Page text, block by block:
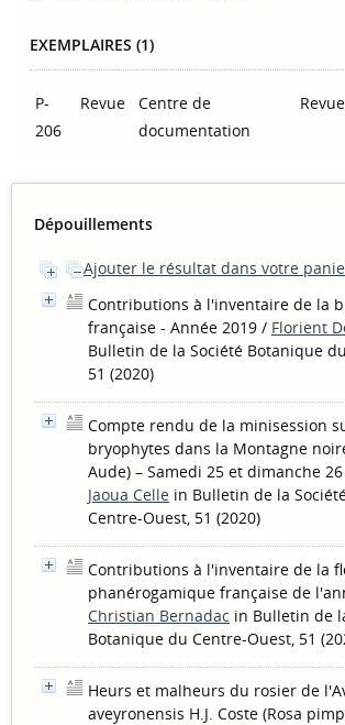
EXEMPLAIRES (1)
P-
206
Revue
Centre de
documentation
Dépouillements
Ajouter le résultat dans votre
Contributions à l'inventaire de la
française - Année 2019 / Florient
Bulletin de la Société Botanique
51 (2020)
Compte rendu de la minisession
bryophytes dans la Montagne
Aude) – Samedi 25 et dimanche
Jaoua Celle in Bulletin de la
Centre-Ouest, 51 (2020)
Contributions à l'inventaire de la
phanérogamique française de
Christian Bernadac in Bulletin de
Botanique du Centre-Ouest, 51
Heurs et malheurs du rosier de
aveyronensis H.J. Coste (Rosa